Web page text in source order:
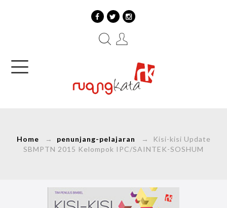
Home → penunjang-pelajaran → Kisi-kisi Update
SBMPTN 2015 Kelompok IPC/SAINTEK-SOSHUM